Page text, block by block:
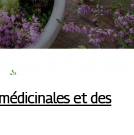
et des